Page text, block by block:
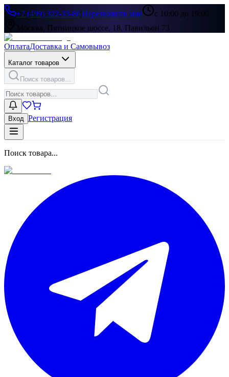
+7 (499) 322-33-86|Перезвоните мне
с 10:00 до 19:00
Москва, Пятницкое шоссе, 18, Павильон 73
ОплатаДоставка и Самовывоз
Каталог товаров
Поиск товаров...
Вход Регистрация
Поиск товара...